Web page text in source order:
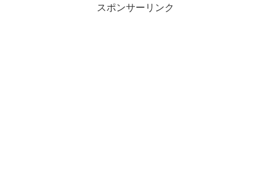
スポンサーリンク